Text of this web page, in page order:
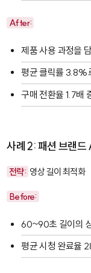
After:
제품 사용 과정을
평균 클릭률 3.8%
구매 전환율 1.7배
사례 2: 패션 브랜드
전략: 영상 길이 최적화
Before:
60~90초 길이의
평균 시청 완료율